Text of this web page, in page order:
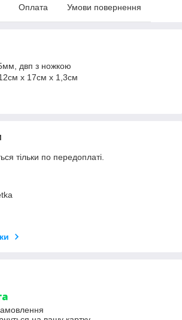
Оплата Умови повернення
двп з ножкою
х 17см х 1,3см
тільки по передоплаті.